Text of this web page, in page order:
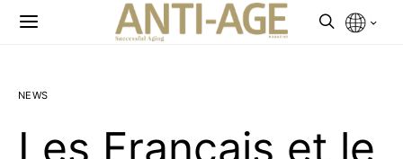
NEWS
Les Français et le